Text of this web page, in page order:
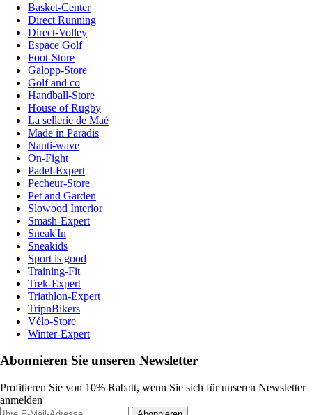
Basket-Center
Direct Running
Direct-Volley
Espace Golf
Foot-Store
Galopp-Store
Golf and co
Handball-Store
House of Rugby
La sellerie de Maé
Made in Paradis
Nauti-wave
On-Fight
Padel-Expert
Pecheur-Store
Pet and Garden
Slowood Interior
Smash-Expert
Sneak'In
Sneakids
Sport is good
Training-Fit
Trek-Expert
Triathlon-Expert
TripnBikers
Vélo-Store
Winter-Expert
Abonnieren Sie unseren Newsletter
Profitieren Sie von 10% Rabatt, wenn Sie sich für unseren Newsletter
anmelden